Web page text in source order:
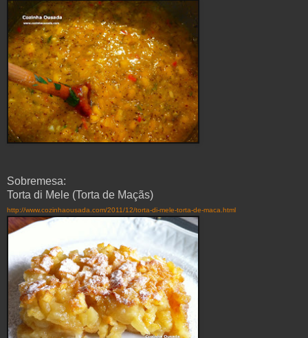
Sobremesa:
Torta di Mele (Torta de Maçãs)
http://www.cozinhaousada.com/2011/12/torta-di-mele-torta-de-maca.html